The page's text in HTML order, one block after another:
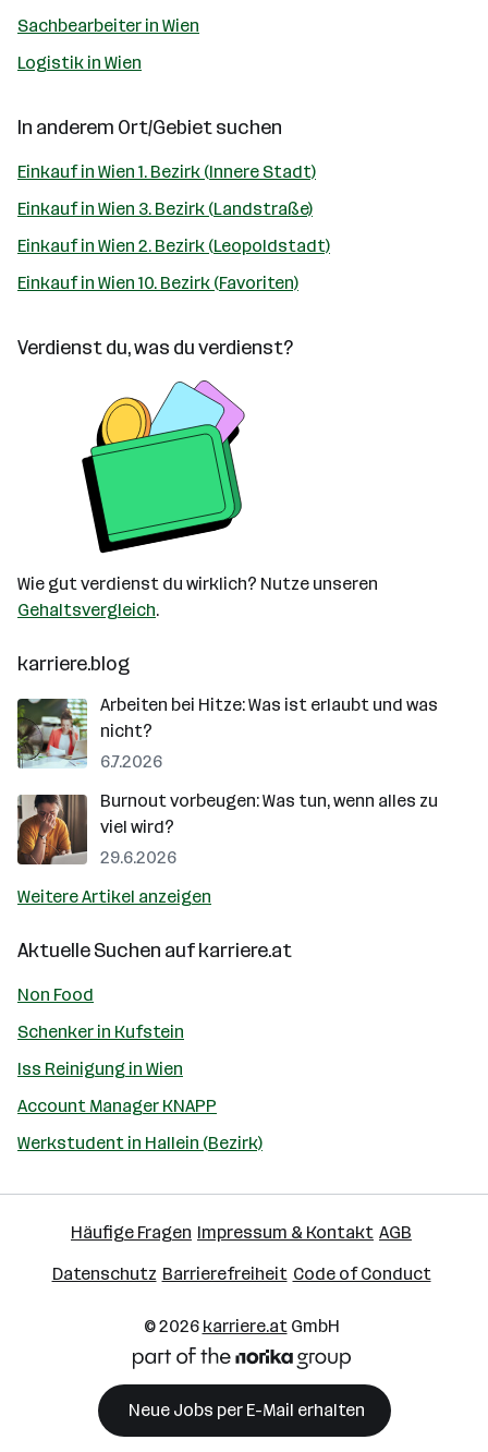
Sachbearbeiter in Wien
Logistik in Wien
In anderem Ort/Gebiet suchen
Einkauf in Wien 1. Bezirk (Innere Stadt)
Einkauf in Wien 3. Bezirk (Landstraße)
Einkauf in Wien 2. Bezirk (Leopoldstadt)
Einkauf in Wien 10. Bezirk (Favoriten)
Verdienst du, was du verdienst?
Wie gut verdienst du wirklich? Nutze unseren
Gehaltsvergleich.
karriere.blog
Arbeiten bei Hitze: Was ist erlaubt und was
nicht?
6.7.2026
Burnout vorbeugen: Was tun, wenn alles zu
viel wird?
29.6.2026
Weitere Artikel anzeigen
Aktuelle Suchen aufkarriere.at
Non Food
Schenker in Kufstein
Iss Reinigung in Wien
Account Manager KNAPP
Werkstudent in Hallein (Bezirk)
Häufige Fragen Impressum & Kontakt AGB
Datenschutz Barrierefreiheit Code of Conduct
© 2026 karriere.atGmbH
Neue Jobs per E-Mail erhalten